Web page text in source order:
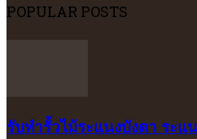
POPULAR POSTS
รับทำรั้วไม้ระแนงบังตา ระแ